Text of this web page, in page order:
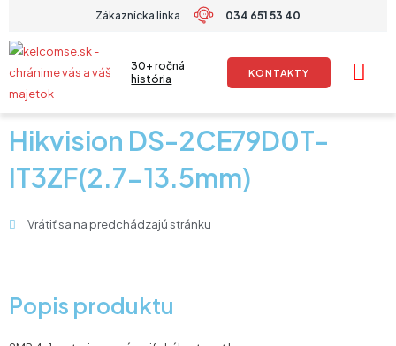
obsah
Zákaznícka linka 034 651 53 40
30+ ročná
história
KONTAKTY
Hikvision DS-2CE79D0T-
IT3ZF(2.7-13.5mm)
Vrátiť sa na predchádzajú stránku
Popis produktu